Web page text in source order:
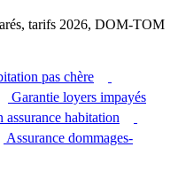
tarifs 2026, DOM-TOM
pas chère
Garantie loyers impayés
assurance habitation
Assurance dommages-